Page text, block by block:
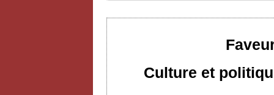
Culture et